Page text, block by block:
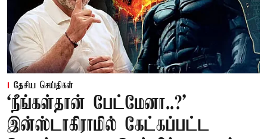
தேசிய செய்திகள்
‘நீங்கள்தான் பேட்மேனா..?’
இன்ஸ்டாகிராமில் கேட்கப்பட்ட